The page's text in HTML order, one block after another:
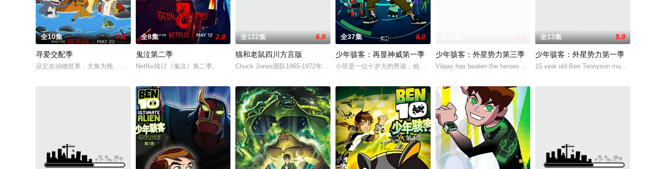
全10集 7.0
寻爱交配季
设定在动物世界，主角为熊、浣熊、鹿、狐狸和别的动物们，它们是一群欲望勃发、可爱、年轻、
全8集 2.0
鬼泣第二季
Netflix续订《鬼泣》第二季。
全122集 6.0
猫和老鼠四川方言版
Chuck Jones团队1965-1972年间基于Hanna–Barbera在194
全37集 8.0
少年骇客：再显神威第一季
小班是一位十岁大的男孩，他的生活，因为一个撞上地球的陨石而永远改变。从天而降的陨石带来
少年骇客：外星势力第三季
Vilgax has beaten the heroes of ten planets
全13集 5.0
少年骇客：外星势力第一季
15 year old Ben Tennyson must utilize the O